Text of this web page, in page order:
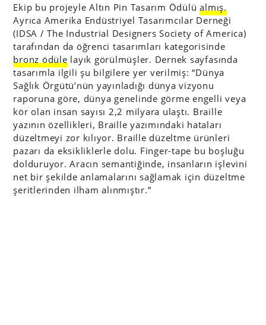
Ekip bu projeyle Altın Pin Tasarım Ödülüalmış.
Ayrıca Amerika Endüstriyel Tasarımcılar Derneği
(IDSA / The Industrial Designers Society of America)
tarafından da öğrenci tasarımları kategorisinde
bronz ödüle layık görülmüşler. Dernek sayfasında
tasarımla ilgili şu bilgilere yer verilmiş: “Dünya
Sağlık Örgütü’nün yayınladığı dünya vizyonu
raporuna göre, dünya genelinde görme engelli veya
kör olan insan sayısı 2,2 milyara ulaştı. Braille
yazının özellikleri, Braille yazımındaki hataları
düzeltmeyi zor kılıyor. Braille düzeltme ürünleri
pazarı da eksikliklerle dolu. Finger-tape bu boşluğu
dolduruyor. Aracın semantiğinde, insanların işlevini
net bir şekilde anlamalarını sağlamak için düzeltme
şeritlerinden ilham alınmıştır.”